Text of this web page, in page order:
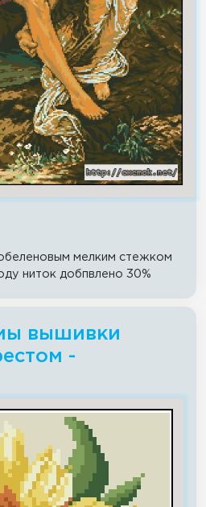
мелким стежком
ниток добпвлено 30%
вышивки
-